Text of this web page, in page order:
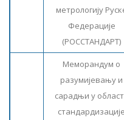
метрологију
Федерације
(РОССТАНДАРТ)
Меморандум о
разумијевању и
сарадњи у
стандардизације